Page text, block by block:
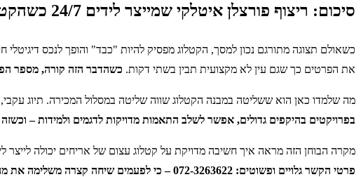
סיכום: ריצוף פורצלן איטלקי שמייצר לידים 24/7 כשהקטלוג מסודר נכון
כשאולם תצוגה מתורגם נכון למסך, הקטלוג מפסיק להיות "כבד" והופך לנכס
את הפרטים כך שגם עין לא מקצועית תבין בשתי דקות. כשהדבר הזה קורה, מספר
מה שלמדו כאן הוא ששליטה במבנה הקטלוג שווה שליטה במסלול המכירה. תיוג עקבי,
בפרויקטים בהיקפים גדולים, אפשר לשלב התאמות מדויקות לדגמים ולמידות –
מקרה הבוחן הזה מראה איך חשיבה מדויקת על קטלוג עצום של אריחים יכולה
פרטי הקשר גלויים ופשוטים: 072-3263622 – כי לפעמים שיחה קצרה משלימה את מה שהאתר התחיל.